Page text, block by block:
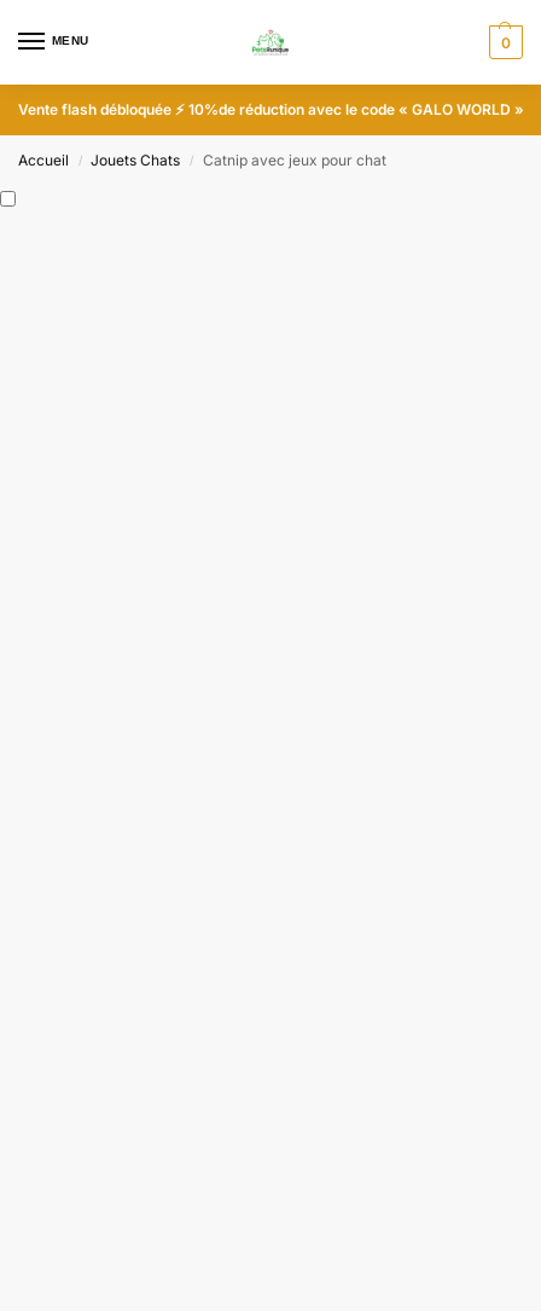
MENU 0
Vente flash débloquée⚡ 10%de réduction avec le code « GALO WORLD »
Accueil / Jouets Chats / Catnip avec jeux pour chat